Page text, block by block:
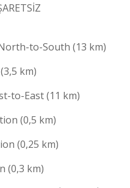
North-to-South (13 km)
km)
to-East (11 km)
(0,5 km)
(0,25 km)
(0,3 km)